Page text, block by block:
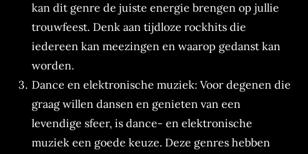
kan dit genre de juiste energie brengen op jullie
trouwfeest. Denk aan tijdloze rockhits die
iedereen kan meezingen en waarop gedanst kan
worden.
Dance en elektronische muziek: Voor degenen die
graag willen dansen en genieten van een
levendige sfeer, is dance- en elektronische
muziek een goede keuze. Deze genres hebben